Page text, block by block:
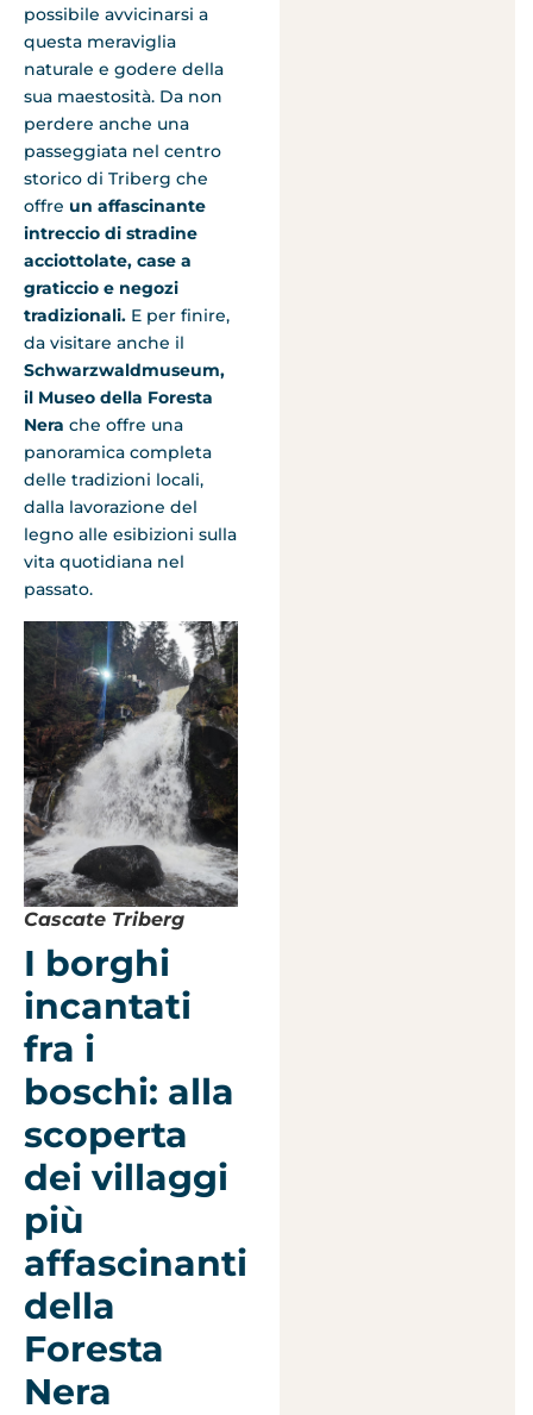
possibile avvicinarsi a
questa meraviglia
naturale e godere della
sua maestosità. Da non
perdere anche una
passeggiata nel centro
storico di Triberg che
offre un affascinante
intreccio di stradine
acciottolate, case a
graticcio e negozi
tradizionali. E per finire,
da visitare anche il
Schwarzwaldmuseum,
il Museo della Foresta
Nera che offre una
panoramica completa
delle tradizioni locali,
dalla lavorazione del
legno alle esibizioni sulla
vita quotidiana nel
passato.
Cascate Triberg
I borghi
incantati
fra i
boschi: alla
scoperta
dei villaggi
più
affascinanti
della
Foresta
Nera